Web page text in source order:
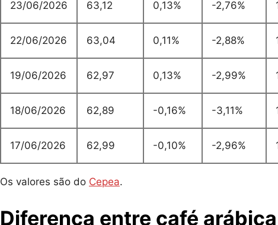
23/06/2026 63,12 0,13% -2,76%
22/06/2026 63,04 0,11% -2,88%
19/06/2026 62,97 0,13% -2,99%
18/06/2026 62,89 -0,16% -3,11%
17/06/2026 62,99 -0,10% -2,96%
Os valores são do Cepea.
Diferença entre café